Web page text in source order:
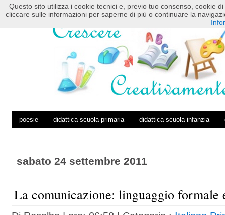
HOME POSTS RSS COMMENTS RSS
poesie didattica scuola primaria didattica scuola infanzia
sabato 24 settembre 2011
La comunicazione: linguaggio formale
Questo sito utilizza i cookie tecnici e, previo tuo consenso, cookie
cliccare sulle informazioni per saperne di più o continuare la